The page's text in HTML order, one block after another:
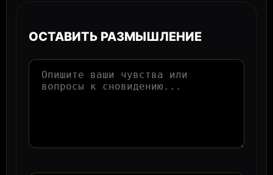
ОСТАВИТЬ РАЗМЫШЛЕНИЕ